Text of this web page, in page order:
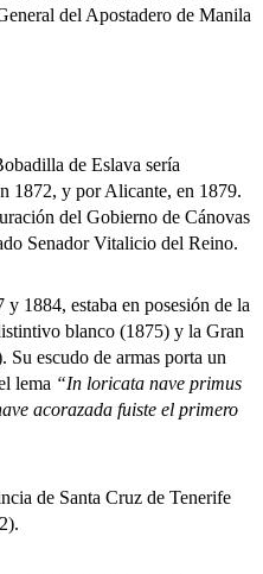
del Apostadero de Manila
de Eslava sería
1872, y por Alicante, en 1879.
del Gobierno de Cánovas
Senador Vitalicio del Reino.
estaba en posesión de la
blanco (1875) y la Gran
escudo de armas porta un
lema “In loricata nave primus
acorazada fuiste el primero
de Santa Cruz de Tenerife